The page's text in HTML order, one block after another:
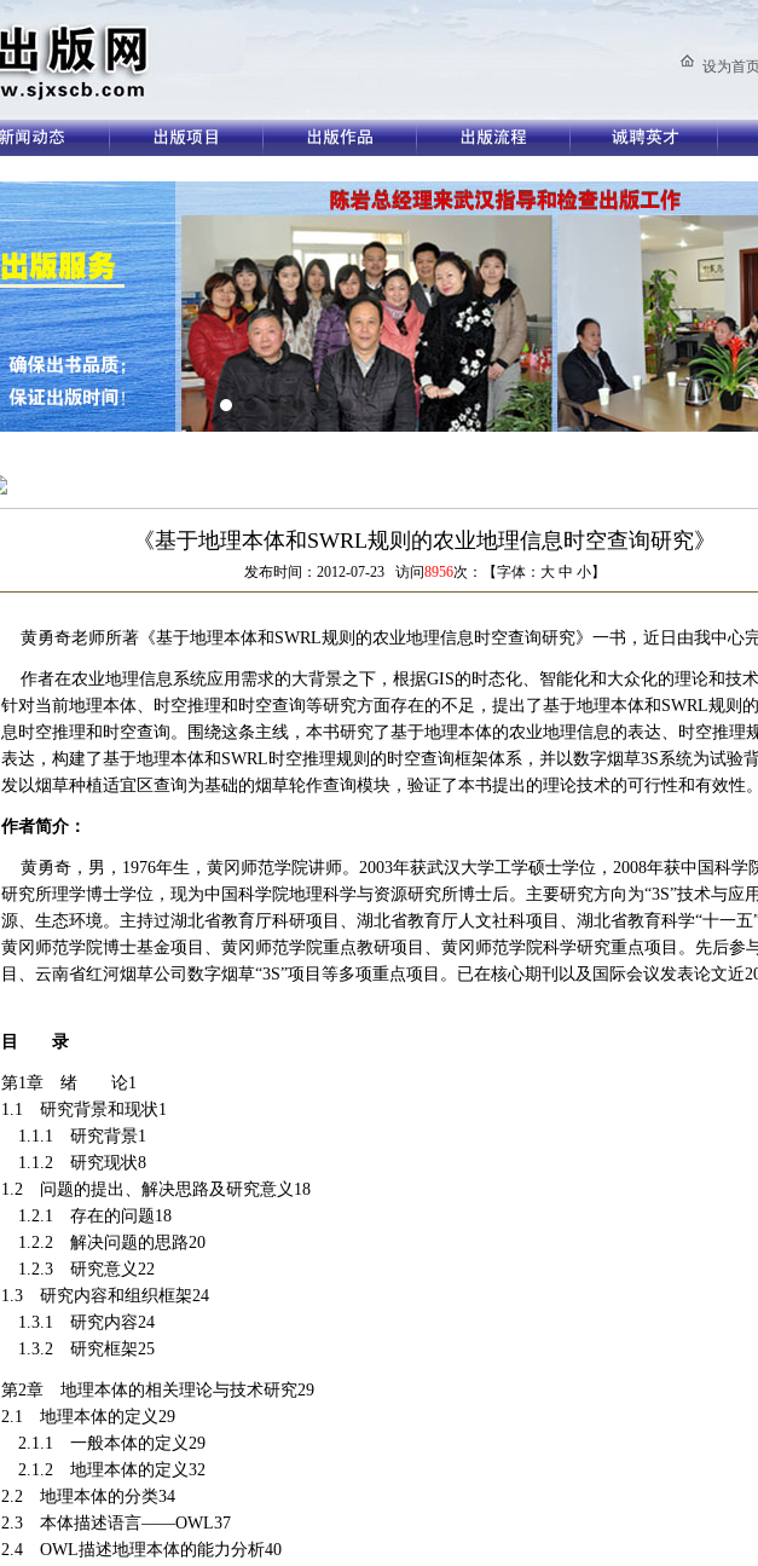
设为首
《基于地理本体和SWRL规则的农业地理信息时空查询研究》
发布时间：2012-07-23 访问8956次：【字体： 大 中 小】
黄勇奇老师所著《基于地理本体和SWRL规则的农业地理信息时空查询研究》一书，近日由我中心完
作者在农业地理信息系统应用需求的大背景之下，根据GIS的时态化、智能化和大众化的理论和技术
针对当前地理本体、时空推理和时空查询等研究方面存在的不足，提出了基于地理本体和SWRL规则
息时空推理和时空查询。围绕这条主线，本书研究了基于地理本体的农业地理信息的表达、时空推理
表达，构建了基于地理本体和SWRL时空推理规则的时空查询框架体系，并以数字烟草3S系统为试验
发以烟草种植适宜区查询为基础的烟草轮作查询模块，验证了本书提出的理论技术的可行性和有效性。
作者简介：
黄勇奇，男，1976年生，黄冈师范学院讲师。2003年获武汉大学工学硕士学位，2008年获中国科学
研究所理学博士学位，现为中国科学院地理科学与资源研究所博士后。主要研究方向为“3S”技术与应
源、生态环境。主持过湖北省教育厅科研项目、湖北省教育厅人文社科项目、湖北省教育科学“十一五”
黄冈师范学院博士基金项目、黄冈师范学院重点教研项目、黄冈师范学院科学研究重点项目。先后参
目、云南省红河烟草公司数字烟草“3S”项目等多项重点项目。已在核心期刊以及国际会议发表论文近20
目 录
第1章 绪 论1
1.1 研究背景和现状1
1.1.1 研究背景1
1.1.2 研究现状8
1.2 问题的提出、解决思路及研究意义18
1.2.1 存在的问题18
1.2.2 解决问题的思路20
1.2.3 研究意义22
1.3 研究内容和组织框架24
1.3.1 研究内容24
1.3.2 研究框架25
第2章 地理本体的相关理论与技术研究29
2.1 地理本体的定义29
2.1.1 一般本体的定义29
2.1.2 地理本体的定义32
2.2 地理本体的分类34
2.3 本体描述语言——OWL37
2.4 OWL描述地理本体的能力分析40